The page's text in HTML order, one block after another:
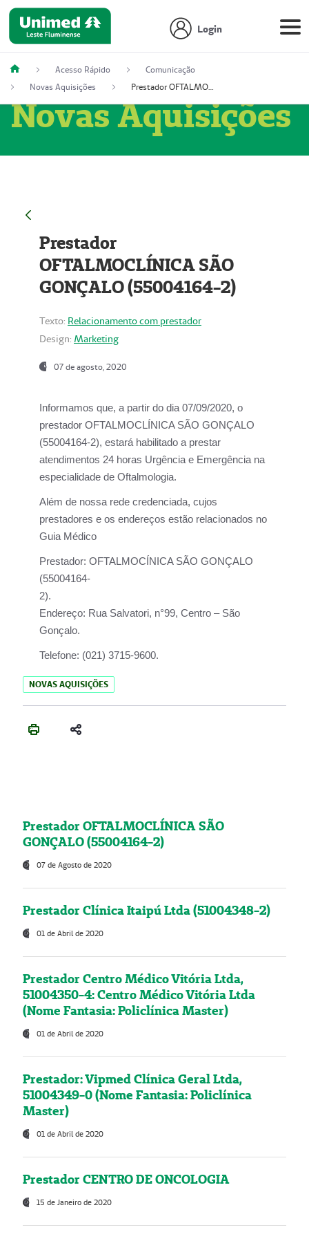
Login
Acesso Rápido
Comunicação
Novas Aquisições
Prestador OFTALMOCLÍNICA SÃO GONÇALO (55004164-2)
Novas Aquisições
Prestador
OFTALMOCLÍNICA SÃO
GONÇALO (55004164-2)
Texto: Relacionamento com prestador
Design: Marketing
07 de agosto, 2020
Informamos que, a partir do dia 07/09/2020, o
prestador OFTALMOCLÍNICA SÃO GONÇALO
(55004164-2), estará habilitado a prestar
atendimentos 24 horas Urgência e Emergência na
especialidade de Oftalmologia.
Além de nossa rede credenciada, cujos
prestadores e os endereços estão relacionados no
Guia Médico
Prestador: OFTALMOCÍNICA SÃO GONÇALO
(55004164-
2).
Endereço: Rua Salvatori, n°99, Centro – São
Gonçalo.
Telefone: (021) 3715-9600.
NOVAS AQUISIÇÕES
Prestador OFTALMOCLÍNICA SÃO
GONÇALO (55004164-2)
07 de Agosto de 2020
Prestador Clínica Itaipú Ltda (51004348-2)
01 de Abril de 2020
Prestador Centro Médico Vitória Ltda,
51004350-4: Centro Médico Vitória Ltda
(Nome Fantasia: Policlínica Master)
01 de Abril de 2020
Prestador: Vipmed Clínica Geral Ltda,
51004349-0 (Nome Fantasia: Policlínica
Master)
01 de Abril de 2020
Prestador CENTRO DE ONCOLOGIA
15 de Janeiro de 2020